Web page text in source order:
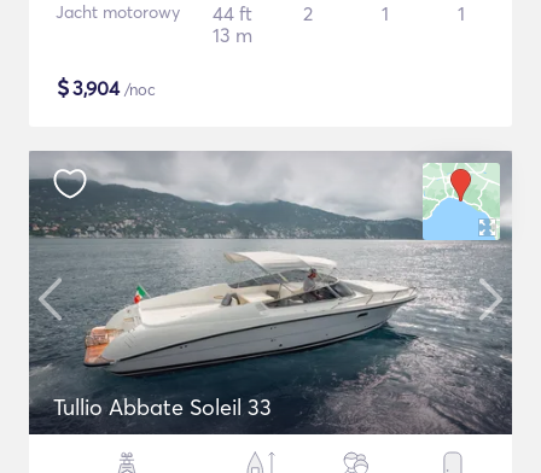
Jacht motorowy
44 ft
13 m
2 1 1
$3,904/noc
Tullio Abbate Soleil 33